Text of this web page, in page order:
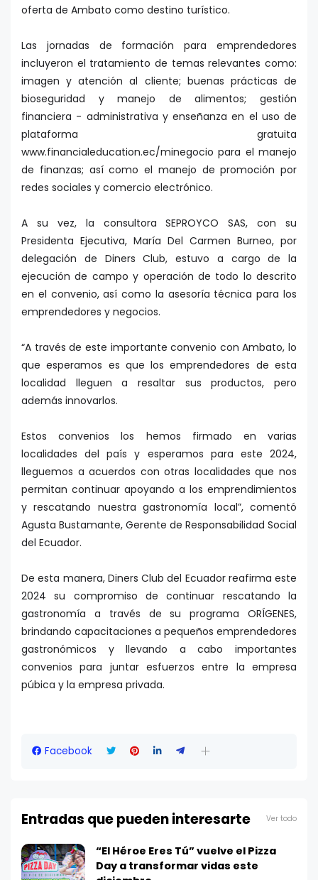
oferta de Ambato como destino turístico.
Las jornadas de formación para emprendedores
incluyeron el tratamiento de temas relevantes como:
imagen y atención al cliente; buenas prácticas de
bioseguridad y manejo de alimentos; gestión
financiera - administrativa y enseñanza en el uso de
plataforma gratuita
www.financialeducation.ec/minegocio para el manejo
de finanzas; así como el manejo de promoción por
redes sociales y comercio electrónico.
A su vez, la consultora SEPROYCO SAS, con su
Presidenta Ejecutiva, María Del Carmen Burneo, por
delegación de Diners Club, estuvo a cargo de la
ejecución de campo y operación de todo lo descrito
en el convenio, así como la asesoría técnica para los
emprendedores y negocios.
“A través de este importante convenio con Ambato, lo
que esperamos es que los emprendedores de esta
localidad lleguen a resaltar sus productos, pero
además innovarlos.
Estos convenios los hemos firmado en varias
localidades del país y esperamos para este 2024,
lleguemos a acuerdos con otras localidades que nos
permitan continuar apoyando a los emprendimientos
y rescatando nuestra gastronomía local”, comentó
Agusta Bustamante, Gerente de Responsabilidad Social
del Ecuador.
De esta manera, Diners Club del Ecuador reafirma este
2024 su compromiso de continuar rescatando la
gastronomía a través de su programa ORÍGENES,
brindando capacitaciones a pequeños emprendedores
gastronómicos y llevando a cabo importantes
convenios para juntar esfuerzos entre la empresa
púbica y la empresa privada.
Facebook
Entradas que pueden interesarte Ver todo
“El Héroe Eres Tú” vuelve el Pizza
Day a transformar vidas este